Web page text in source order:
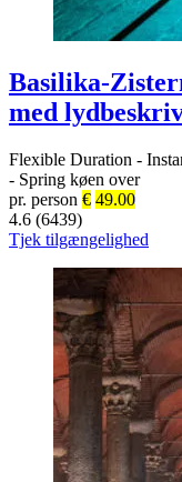
Basilika-
med
Flexible Duration -
- Spring køen over
pr. person € 49.00
4.6 (6439)
Tjek tilgængelighed